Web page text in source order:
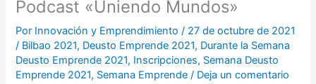
Podcast «Uniendo Mundos»
Por Innovación y Emprendimiento/ 27 de octubre de 2021
/ Bilbao 2021, Deusto Emprende 2021, Durante la Semana
Deusto Emprende 2021, Inscripciones, Semana Deusto
Emprende 2021, Semana Emprende / Deja un comentario